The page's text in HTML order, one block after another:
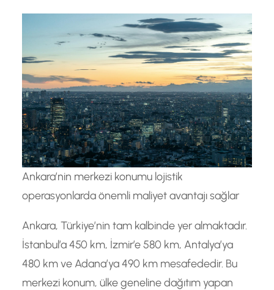
Ankara’nin merkezi konumu lojistik
operasyonlarda önemli maliyet avantajı sağlar
Ankara, Türkiye’nin tam kalbinde yer almaktadır.
İstanbul’a 450 km, İzmir’e 580 km, Antalya’ya
480 km ve Adana’ya 490 km mesafededir. Bu
merkezi konum, ülke geneline dağıtım yapan